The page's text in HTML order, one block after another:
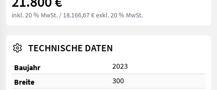
inkl. 20 % MwSt. / 18.166,67 € exkl. 20 % MwSt.
TECHNISCHE DATEN
Baujahr
2023
Breite
300